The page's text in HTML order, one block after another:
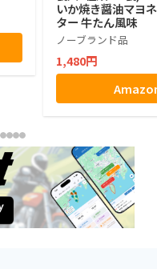
いか焼き醤油マヨネ
ター 牛たん風味
ノーブランド品
1,480円
Amazon